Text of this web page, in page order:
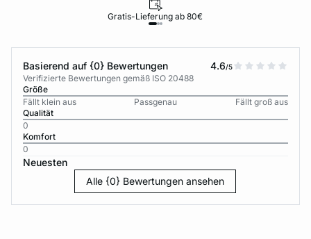
Gratis-Lieferung ab 80€
Basierend auf {0} Bewertungen 4.6/5
Verifizierte Bewertungen gemäß ISO 20488
Größe
Fällt klein aus
Passgenau
Fällt groß aus
Qualität
0
Komfort
0
Neuesten
Alle {0} Bewertungen ansehen